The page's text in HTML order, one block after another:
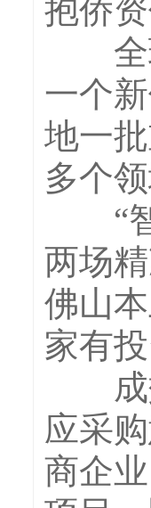
抱侨资
全球
一个
地一
多个领
“智
两场
佛山
家有
成效
应采
商企